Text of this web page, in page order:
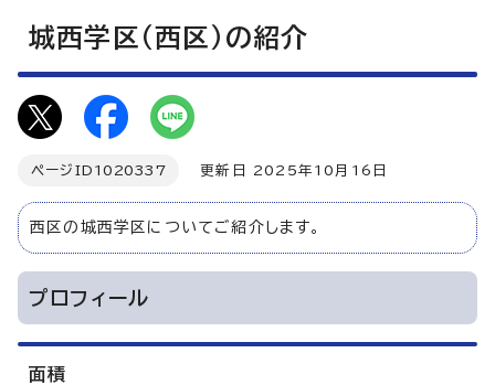
城西学区（西区）の紹介
ページID 1020337 更新日 2025年10月16日
西区の城西学区についてご紹介します。
プロフィール
面積